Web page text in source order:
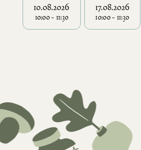
10.08.2026
10:00 - 11:30
17.08.2026
10:00 - 11:30